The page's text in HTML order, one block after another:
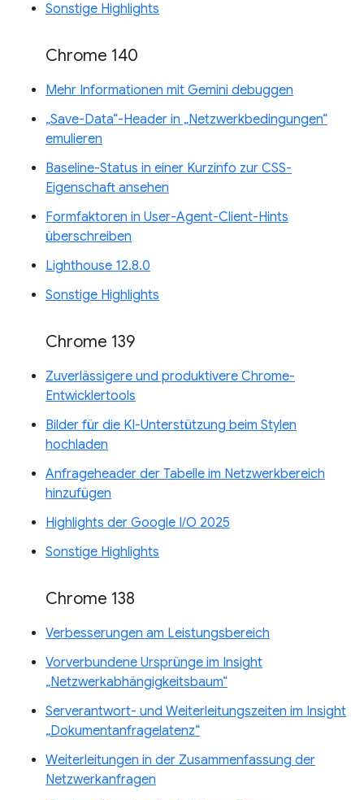
Sonstige Highlights
Chrome 140
Mehr Informationen mit Gemini debuggen
„Save-Data“-Header in „Netzwerkbedingungen“
emulieren
Baseline-Status in einer Kurzinfo zur CSS-
Eigenschaft ansehen
Formfaktoren in User-Agent-Client-Hints
überschreiben
Lighthouse 12.8.0
Sonstige Highlights
Chrome 139
Zuverlässigere und produktivere Chrome-
Entwicklertools
Bilder für die KI-Unterstützung beim Stylen
hochladen
Anfrageheader der Tabelle im Netzwerkbereich
hinzufügen
Highlights der Google I/O 2025
Sonstige Highlights
Chrome 138
Verbesserungen am Leistungsbereich
Vorverbundene Ursprünge im Insight
„Netzwerkabhängigkeitsbaum“
Serverantwort- und Weiterleitungszeiten im Insight
„Dokumentanfragelatenz“
Weiterleitungen in der Zusammenfassung der
Netzwerkanfragen